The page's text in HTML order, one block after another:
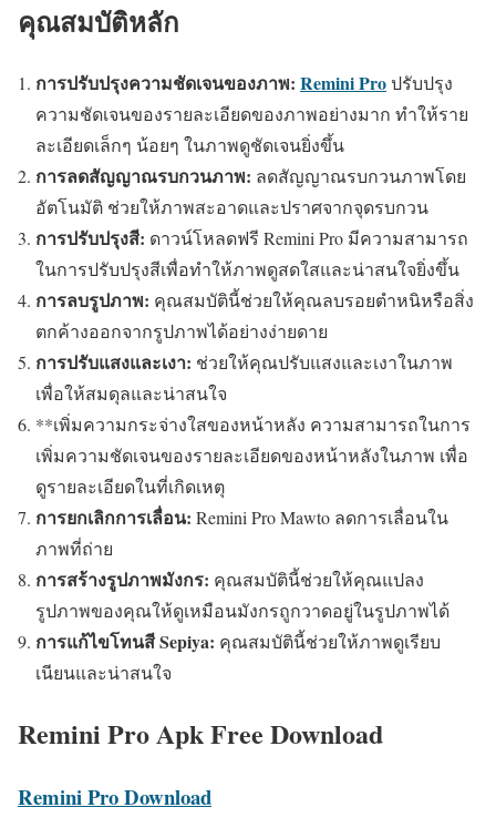
คุณสมบัติหลัก
การปรับปรุงความชัดเจนของภาพ: Remini Proปรับปรุง
ความชัดเจนของรายละเอียดของภาพอย่างมาก ทำให้ราย
ละเอียดเล็กๆ น้อยๆ ในภาพดูชัดเจนยิ่งขึ้น
การลดสัญญาณรบกวนภาพ: ลดสัญญาณรบกวนภาพโดย
อัตโนมัติ ช่วยให้ภาพสะอาดและปราศจากจุดรบกวน
การปรับปรุงสี: ดาวน์โหลดฟรี Remini Pro มีความสามารถ
ในการปรับปรุงสีเพื่อทำให้ภาพดูสดใสและน่าสนใจยิ่งขึ้น
การลบรูปภาพ: คุณสมบัตินี้ช่วยให้คุณลบรอยตำหนิหรือสิ่ง
ตกค้างออกจากรูปภาพได้อย่างง่ายดาย
การปรับแสงและเงา: ช่วยให้คุณปรับแสงและเงาในภาพ
เพื่อให้สมดุลและน่าสนใจ
**เพิ่มความกระจ่างใสของหน้าหลัง ความสามารถในการ
เพิ่มความชัดเจนของรายละเอียดของหน้าหลังในภาพ เพื่อ
ดูรายละเอียดในที่เกิดเหตุ
การยกเลิกการเลื่อน: Remini Pro Mawto ลดการเลื่อนใน
ภาพที่ถ่าย
การสร้างรูปภาพมังกร: คุณสมบัตินี้ช่วยให้คุณแปลง
รูปภาพของคุณให้ดูเหมือนมังกรถูกวาดอยู่ในรูปภาพได้
การแก้ไขโทนสี Sepiya: คุณสมบัตินี้ช่วยให้ภาพดูเรียบ
เนียนและน่าสนใจ
Remini Pro Apk Free Download
Remini Pro Download